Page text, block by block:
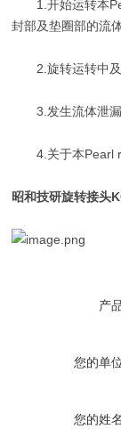
1.开始运转本
封部及垫圈部的流
2.旋转运转中及
3.发生流体泄漏
4.关于本Pearl
昭和技研旋转接头
产
您的单
您的姓